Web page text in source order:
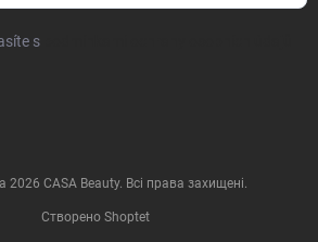
s
Створено Shoptet
2026 CASA Beauty. Всі права захищені.